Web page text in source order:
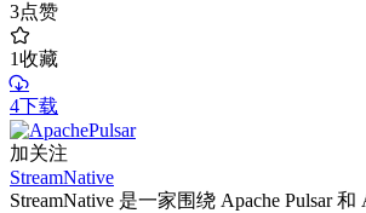
3点赞
1收藏
4下载
加关注
StreamNative
StreamNative 是一家围绕 Apache Pulsar 和